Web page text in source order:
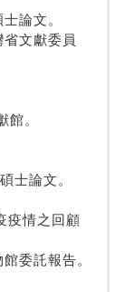
論文。
文獻委員
。
士論文。
疫情之回顧
委託報告。